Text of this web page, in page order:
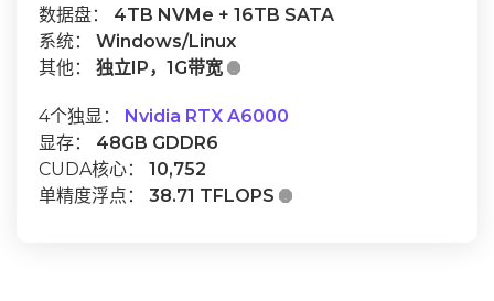
数据盘： 4TB NVMe + 16TB SATA
系统： Windows/Linux
其他： 独立IP，1G带宽 
4个独显： Nvidia RTX A6000
显存： 48GB GDDR6
CUDA核心： 10,752
单精度浮点： 38.71 TFLOPS 